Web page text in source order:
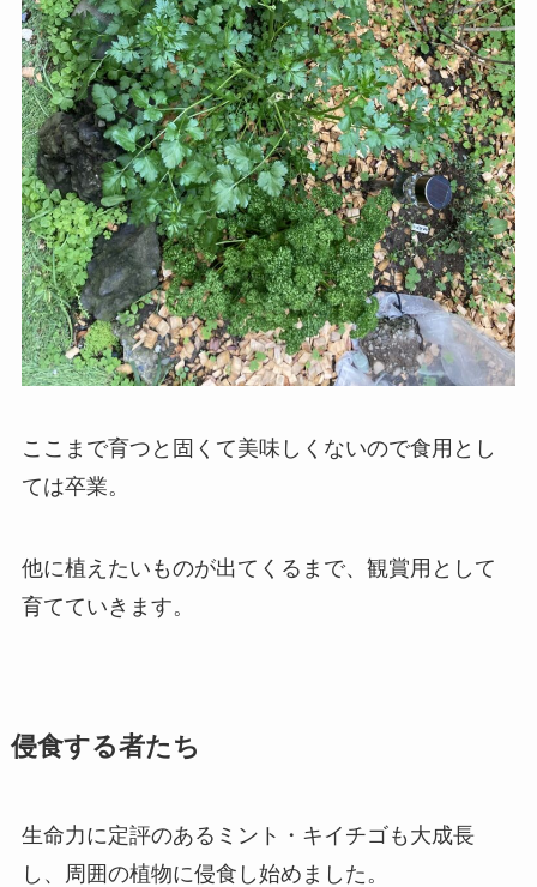
ここまで育つと固くて美味しくないので食用とし
ては卒業。
他に植えたいものが出てくるまで、観賞用として
育てていきます。
侵食する者たち
生命力に定評のあるミント・キイチゴも大成長
し、周囲の植物に侵食し始めました。